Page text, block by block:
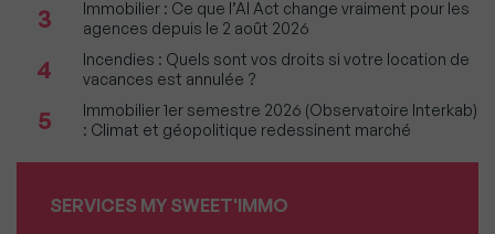
3
Immobilier : Ce que l’AI Act change vraiment pour les
agences depuis le 2 août 2026
4
Incendies : Quels sont vos droits si votre location de
vacances est annulée ?
5
Immobilier 1er semestre 2026 (Observatoire Interkab)
: Climat et géopolitique redessinent marché
SERVICES MY SWEET'IMMO